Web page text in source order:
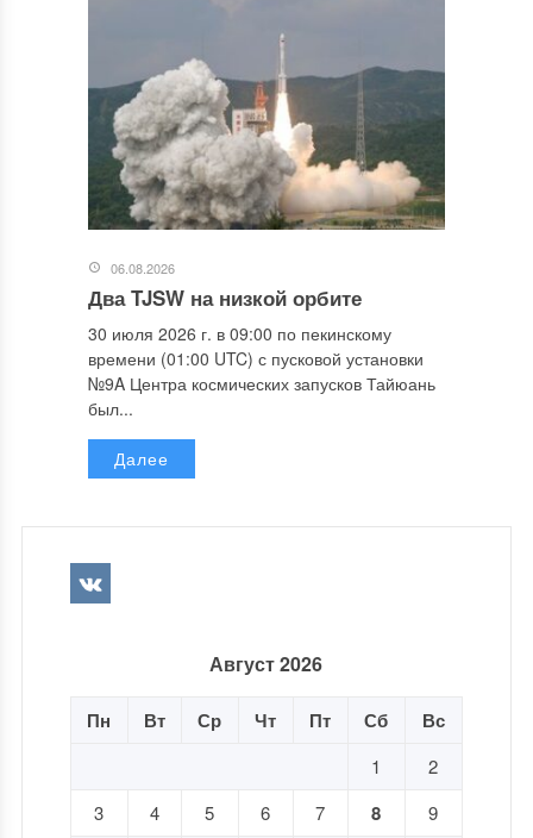
06.08.2026
Два TJSW на низкой орбите
30 июля 2026 г. в 09:00 по пекинскому
времени (01:00 UTC) с пусковой установки
№9A Центра космических запусков Тайюань
был...
Далее
Август 2026
Пн Вт Ср Чт Пт Сб Вс
1
2
3
4 5 6 7 8
9